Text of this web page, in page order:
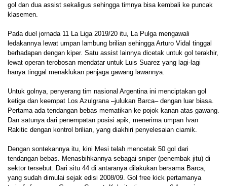
gol dan dua assist sekaligus sehingga timnya bisa kembali ke puncak
klasemen.
Pada duel jornada 11 La Liga 2019/20 itu, La Pulga mengawali
ledakannya lewat umpan lambung brilian sehingga Arturo Vidal tinggal
berhadapan dengan kiper. Satu assist lainnya dicetak untuk gol terakhir,
lewat operan terobosan mendatar untuk Luis Suarez yang lagi-lagi
hanya tinggal menaklukan penjaga gawang lawannya.
Untuk golnya, penyerang tim nasional Argentina ini menciptakan gol
ketiga dan keempat Los Azulgrana –julukan Barca– dengan luar biasa.
Pertama ada tendangan bebas mematikan ke pojok kanan atas gawang.
Dan satunya dari penempatan posisi apik, menerima umpan Ivan
Rakitic dengan kontrol brilian, yang diakhiri penyelesaian ciamik.
Dengan sontekannya itu, kini Mesi telah mencetak 50 gol dari
tendangan bebas. Menasbihkannya sebagai sniper (penembak jitu) di
sektor tersebut. Dari situ 44 di antaranya dilakukan bersama Barca,
yang sudah dimulai sejak edisi 2008/09. Gol free kick pertamanya